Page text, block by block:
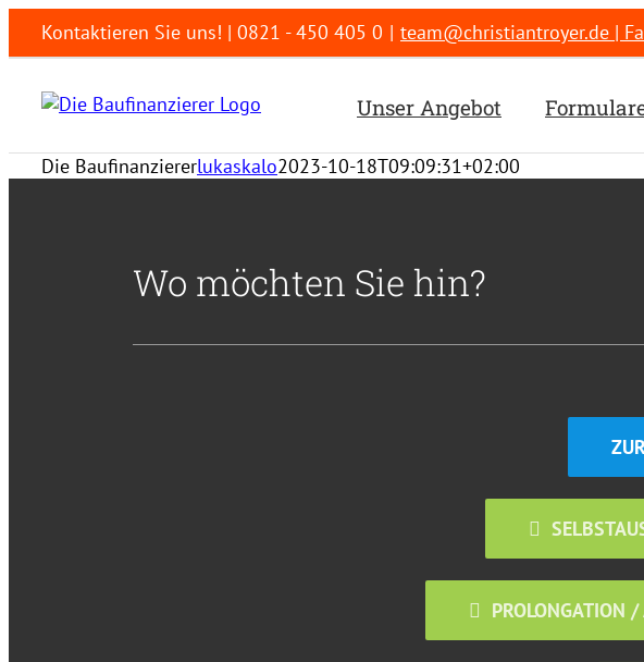
Zum
Inhalt
Kontaktieren Sie uns! | 0821 - 450 405 0 | team@christiantroyer.de |
Unser Angebot
Die Baufinanziererlukaskalo2023-10-18T09:09:31+02:00
Wo möchten Sie hin?
PROLONGATION